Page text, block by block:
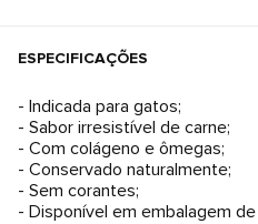
ESPECIFICAÇÕES
- Indicada para gatos;
- Sabor irresistível de carne;
- Com colágeno e ômegas;
- Conservado naturalmente;
- Sem corantes;
- Disponível em embalagem